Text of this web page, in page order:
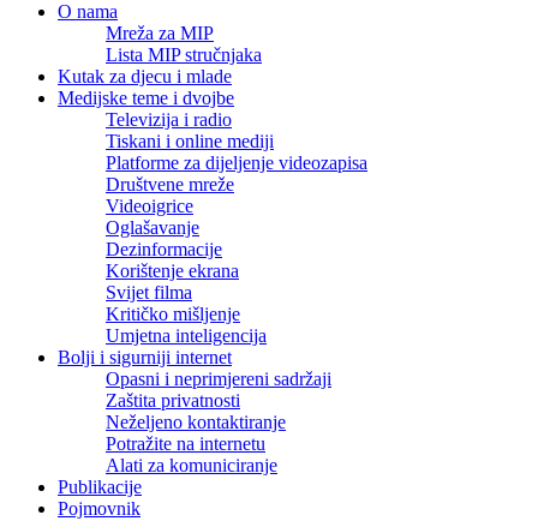
O nama
Mreža za MIP
Lista MIP stručnjaka
Kutak za djecu i mlade
Medijske teme i dvojbe
Televizija i radio
Tiskani i online mediji
Platforme za dijeljenje videozapisa
Društvene mreže
Videoigrice
Oglašavanje
Dezinformacije
Korištenje ekrana
Svijet filma
Kritičko mišljenje
Umjetna inteligencija
Bolji i sigurniji internet
Opasni i neprimjereni sadržaji
Zaštita privatnosti
Neželjeno kontaktiranje
Potražite na internetu
Alati za komuniciranje
Publikacije
Pojmovnik